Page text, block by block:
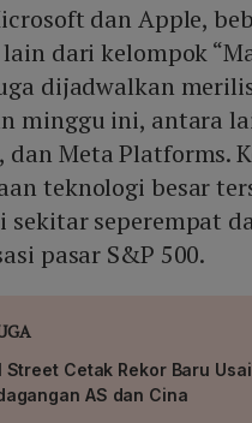
dan Apple,
dari kelompok
dijadwalkan
minggu ini, antara
dan Meta Platforms.
teknologi besar
sekitar seperempat
pasar S&P 500.
Street Cetak Rekor Baru
AS dan Cina